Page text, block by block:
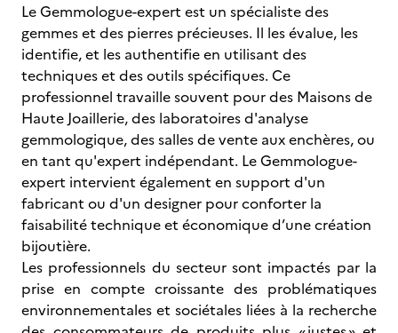
Le Gemmologue-expert est un spécialiste des
gemmes et des pierres précieuses. Il les évalue, les
identifie, et les authentifie en utilisant des
techniques et des outils spécifiques. Ce
professionnel travaille souvent pour des Maisons de
Haute Joaillerie, des laboratoires d'analyse
gemmologique, des salles de vente aux enchères, ou
en tant qu'expert indépendant. Le Gemmologue-
expert intervient également en support d'un
fabricant ou d'un designer pour conforter la
faisabilité technique et économique d’une création
bijoutière.
Les professionnels du secteur sont impactés par la
prise en compte croissante des problématiques
environnementales et sociétales liées à la recherche